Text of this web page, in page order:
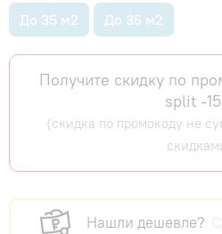
До 35 м2 До 35 м2
Получите скидку по
split -
(скидка по промокоду не
Нашли дешевле?